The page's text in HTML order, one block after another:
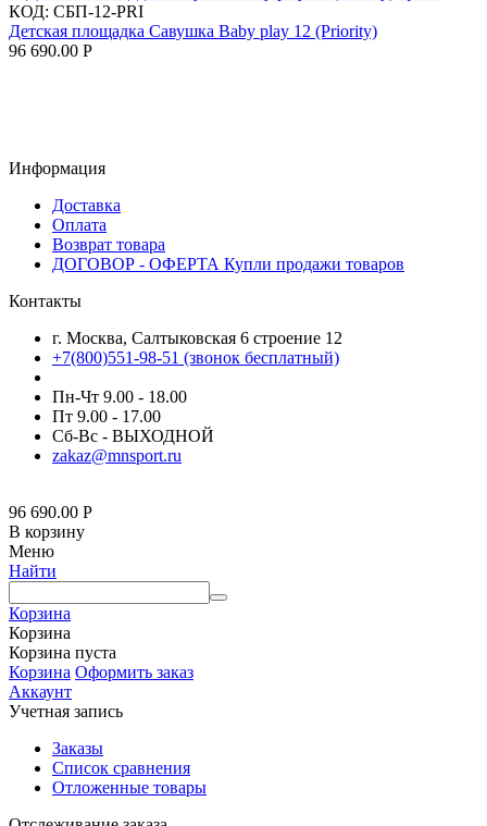
КОД: СБП-12-PRI
Детская площадка Савушка Baby play 12 (Priority)
96 690.00 Р
Информация
Доставка
Оплата
Возврат товара
ДОГОВОР - ОФЕРТА Купли продажи товаров
Контакты
г. Москва, Салтыковская 6 строение 12
+7(800)551-98-51 (звонок бесплатный)
Пн-Чт 9.00 - 18.00
Пт 9.00 - 17.00
Сб-Вс - ВЫХОДНОЙ
zakaz@mnsport.ru
96 690.00 Р
В корзину
Меню
Найти
Корзина
Корзина
Корзина пуста
Корзина Оформить заказ
Аккаунт
Учетная запись
Заказы
Список сравнения
Отложенные товары